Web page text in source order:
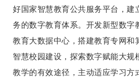
好国家智慧教育公共服务平台，建
务的数字教育体系。开发新型数字
教育大数据中心，搭建教育专网和
智慧校园建设，探索数字赋能大规
教学的有效途径，主动适应学习方